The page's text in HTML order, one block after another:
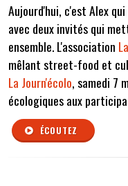
Aujourd'hui, c'est Alex
avec deux invités qui
ensemble. L'association
mêlant street-food et
La Journ'écolo, samedi 7
écologiques aux
ÉCOUTEZ